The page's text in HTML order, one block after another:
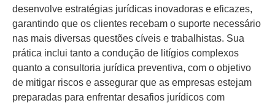
desenvolve estratégias jurídicas inovadoras e eficazes,
garantindo que os clientes recebam o suporte necessário
nas mais diversas questões cíveis e trabalhistas. Sua
prática inclui tanto a condução de litígios complexos
quanto a consultoria jurídica preventiva, com o objetivo
de mitigar riscos e assegurar que as empresas estejam
preparadas para enfrentar desafios jurídicos com